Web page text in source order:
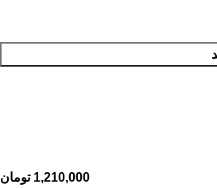
1,210,000 تومان